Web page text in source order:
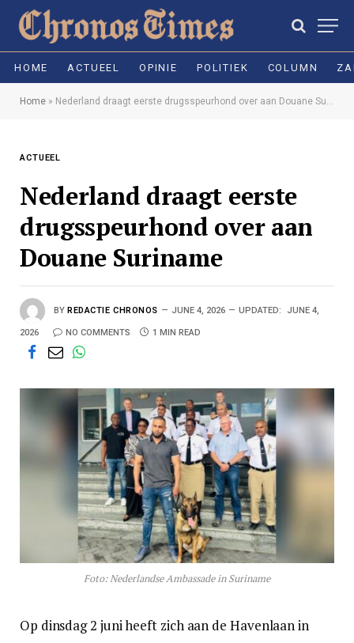
HOME ACTUEEL OPINIE POLITIEK COLUMN
Home » Nederland draagt eerste drugsspeurhond over aan Douane Suriname
ACTUEEL
Nederland draagt eerste
drugsspeurhond over aan
Douane Suriname
BY REDACTIE CHRONOS JUNE 4, 2026 UPDATED: JUNE 4,
2026 NO COMMENTS 1 MIN READ
Foto: Nederlandse Ambassade in Suriname
Op dinsdag 2 juni heeft zich aan de Havenlaan in